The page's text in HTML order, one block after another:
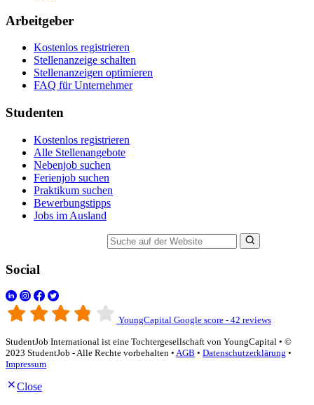
Arbeitgeber
Kostenlos registrieren
Stellenanzeige schalten
Stellenanzeigen optimieren
FAQ für Unternehmer
Studenten
Kostenlos registrieren
Alle Stellenangebote
Nebenjob suchen
Ferienjob suchen
Praktikum suchen
Bewerbungstipps
Jobs im Ausland
Social
YoungCapital Google score - 42 reviews
StudentJob International ist eine Tochtergesellschaft von YoungCapital • ©
2023 StudentJob - Alle Rechte vorbehalten • AGB • Datenschutzerklärung •
Impressum
Close